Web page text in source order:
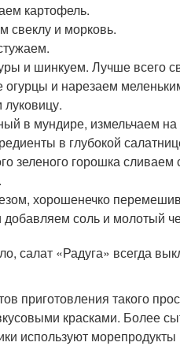
картофель.
свеклу и морковь.
и шинкуем. Лучше всего
и нарезаем
в мундире, измельчаем на
в глубокой
зеленого горошка сливаем
хорошенечко
добавляем соль и молотый
салат «Радуга» всегда
приготовления такого
красками. Более
используют